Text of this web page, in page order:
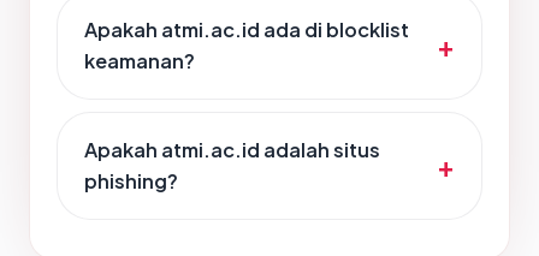
Apakah atmi.ac.id ada di blocklist
keamanan?
Apakah atmi.ac.id adalah situs
phishing?